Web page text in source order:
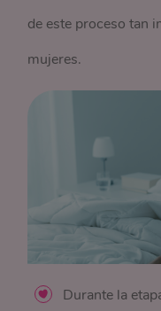
de este proceso tan
mujeres.
Durante la